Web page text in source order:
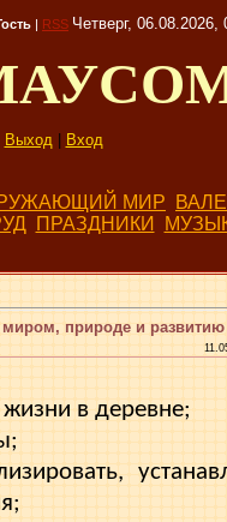
| RSS Четверг, 06.08.2026,
Выход| Вход
МИР
ПРАЗДНИКИ
природе и развитию
в деревне;